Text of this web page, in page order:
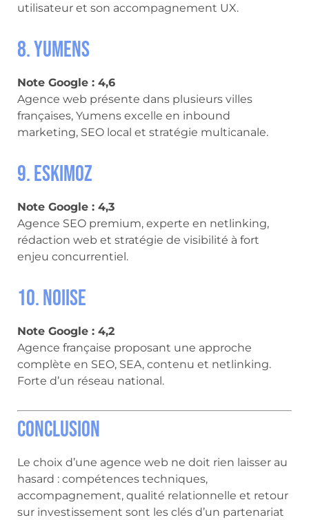
utilisateur et son accompagnement UX.
8. Yumens
Note Google : 4,6
Agence web présente dans plusieurs villes
françaises, Yumens excelle en inbound
marketing, SEO local et stratégie multicanale.
9. Eskimoz
Note Google : 4,3
Agence SEO premium, experte en netlinking,
rédaction web et stratégie de visibilité à fort
enjeu concurrentiel.
10. Noiise
Note Google : 4,2
Agence française proposant une approche
complète en SEO, SEA, contenu et netlinking.
Forte d’un réseau national.
Conclusion
Le choix d’une agence web ne doit rien laisser au
hasard : compétences techniques,
accompagnement, qualité relationnelle et retour
sur investissement sont les clés d’un partenariat